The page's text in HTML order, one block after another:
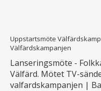
Uppstartsmöte
Välfärdskampanjen
Lanseringsmöte -
Välfärd. Mötet TV-
valfardskampanjen |